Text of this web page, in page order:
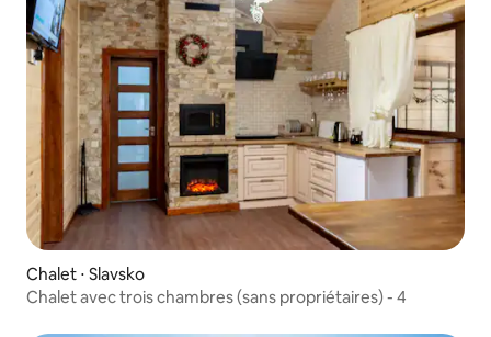
Chalet ⋅ Slavsko
Chalet avec trois chambres (sans propriétaires) - 4